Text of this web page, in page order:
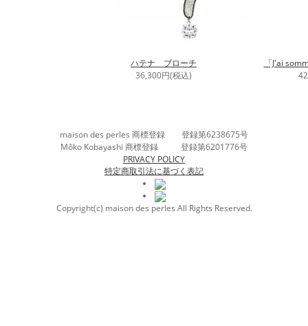
ハテナ ブローチ
36,300円(税込)
「J'ai
maison des perles 商標登録 登録第6238675号
Môko Kobayashi 商標登録 登録第6201776号
PRIVACY POLICY
特定商取引法に基づく表記
Copyright(c) maison des perles All Rights Reserved.